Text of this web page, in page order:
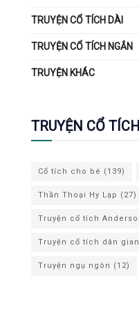
TRUYỆN CỔ TÍCH DÀI
TRUYỆN CỔ TÍCH NGẮN
TRUYỆN KHÁC
TRUYỆN CỔ
Cổ tích cho bé (139)
Thần Thoại Hy Lạp (27)
Truyện cổ tích
Truyện cổ tích dân gian
Truyện ngụ ngôn (12)